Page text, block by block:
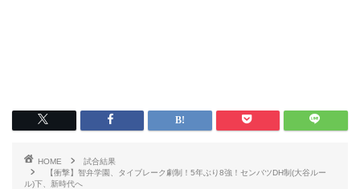
HOME
試合結果
【衝撃】智弁学園、タイブレーク劇制！5年ぶり8強！センバツDH制(大谷ルー
ル)下、新時代へ